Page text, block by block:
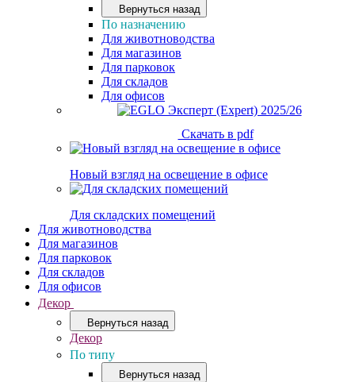
Вернуться назад
По назначению
Для животноводства
Для магазинов
Для парковок
Для складов
Для офисов
Скачать в pdf
Новый взгляд на освещение в офисе
Для складских помещений
Для животноводства
Для магазинов
Для парковок
Для складов
Для офисов
Декор
Вернуться назад
Декор
По типу
Вернуться назад